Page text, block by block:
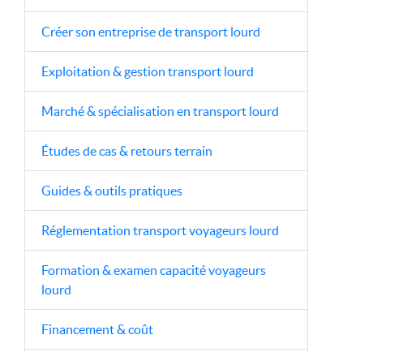
Créer son entreprise de transport lourd
Exploitation & gestion transport lourd
Marché & spécialisation en transport lourd
Études de cas & retours terrain
Guides & outils pratiques
Réglementation transport voyageurs lourd
Formation & examen capacité voyageurs
lourd
Financement & coût